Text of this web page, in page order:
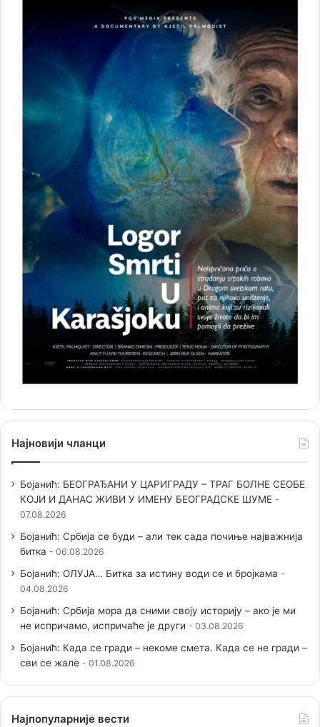
Најновији чланци
Бојанић: БЕОГРАЂАНИ У ЦАРИГРАДУ – ТРАГ БОЛНЕ СЕОБЕ
КОЈИ И ДАНАС ЖИВИ У ИМЕНУ БЕОГРАДСКЕ ШУМЕ
07.08.2026
Бојанић: Србија се буди – али тек сада почиње најважнија
битка
06.08.2026
Бојанић: ОЛУЈА… Битка за истину води се и бројкама
04.08.2026
Бојанић: Србија мора да сними своју историју – ако је ми
не испричамо, испричаће је други
03.08.2026
Бојанић: Када се гради – некоме смета. Када се не гради –
сви се жале
01.08.2026
Наjпопуларније вести